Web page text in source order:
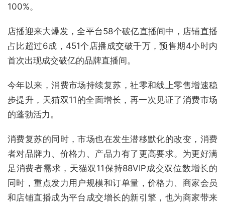
100%。
店播迎来大爆发，全平台58个破亿直播间中，店铺直播
占比超过6成，451个店播成交破千万，预售期4小时内
首次出现成交破亿的品牌直播间。
今年以来，消费市场持续复苏，社零和线上零售增速稳
步提升，天猫双11的全面增长，再一次见证了消费市场
的蓬勃活力。
消费复苏的同时，市场也在发生潜移默化的改变，消费
者对品牌力、价格力、产品力有了更高要求。为更好满
足消费者需求，天猫双11保持88VIP成交双位数增长的
同时，重点发力用户规模和订单量，价格力、商家会员
和店铺直播成为平台成交增长的新引擎，也为商家带来